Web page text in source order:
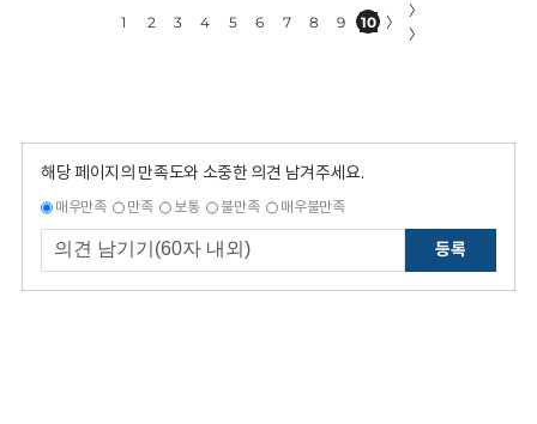
1 2 3 4 5 6 7 8 9 10 〉
〉
〉
해당 페이지의 만족도와 소중한 의견 남겨주세요.
매우만족 만족 보통 불만족 매우불만족
등록